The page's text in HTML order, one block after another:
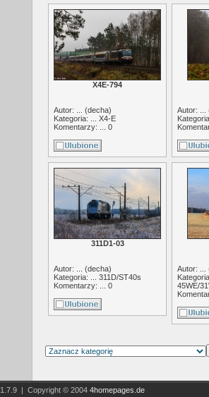
X4E-794
Autor: ... (decha)
Kategoria: ... X4-E
Komentarzy: ... 0
Autor: ...
311D1-03
Autor: ... (decha)
Kategoria: ... 311D/ST40s
Komentarzy: ... 0
Autor: ...
45WE/
1.7.9 | Copyright © 2004 4homepages.de